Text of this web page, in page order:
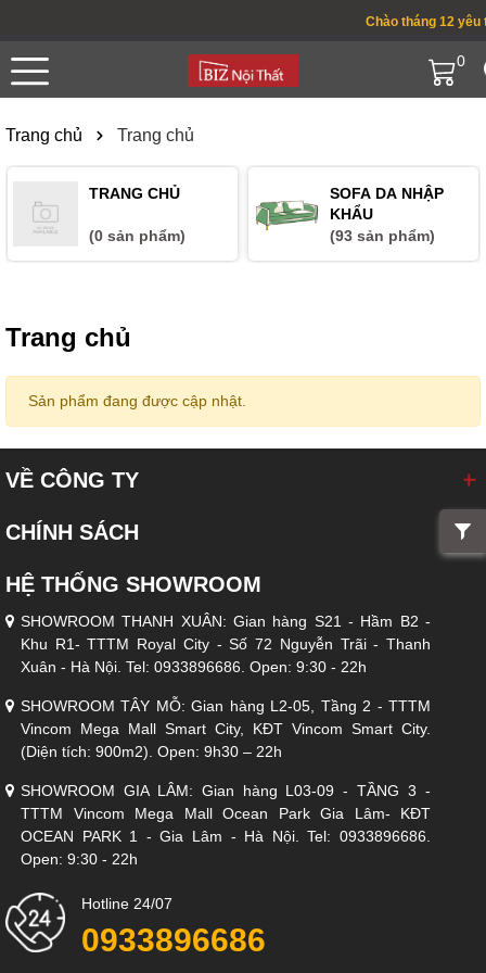
Chào tháng 12
0
Trang chủ Trang chủ
TRANG CHỦ
(0 sản phẩm)
SOFA DA NHẬP
KHẨU
(93 sản phẩm)
Trang chủ
Sản phẩm đang được cập nhật.
VỀ CÔNG TY
CHÍNH SÁCH
HỆ THỐNG SHOWROOM
SHOWROOM THANH XUÂN: Gian hàng S21 - Hầm B2 -
Khu R1- TTTM Royal City - Số 72 Nguyễn Trãi - Thanh
Xuân - Hà Nội. Tel: 0933896686. Open: 9:30 - 22h
SHOWROOM TÂY MỖ: Gian hàng L2-05, Tầng 2 - TTTM
Vincom Mega Mall Smart City, KĐT Vincom Smart City.
(Diện tích: 900m2). Open: 9h30 – 22h
SHOWROOM GIA LÂM: Gian hàng L03-09 - TẦNG 3 -
TTTM Vincom Mega Mall Ocean Park Gia Lâm- KĐT
OCEAN PARK 1 - Gia Lâm - Hà Nội. Tel: 0933896686.
Open: 9:30 - 22h
Hotline 24/07
0933896686